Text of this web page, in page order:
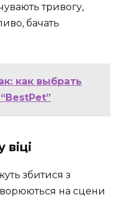
тривогу,
бачать
как выбрать
віці
збитися з
на сцени